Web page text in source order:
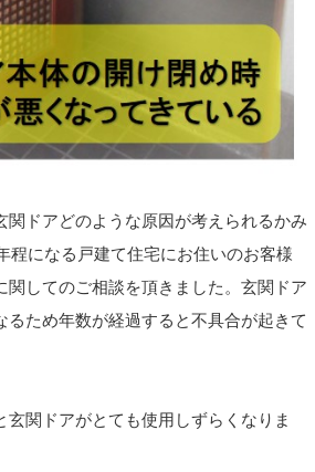
関ドアどのような原因が考えられるかみ
程になる戸建て住宅にお住いのお客様
関してのご相談を頂きました。玄関ドア
るため年数が経過すると不具合が起きて
玄関ドアがとても使用しずらくなりま